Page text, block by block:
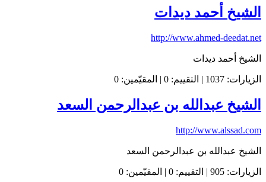
الشيخ أحمد ديدات
http://www.ahmed-deedat.net
الشيخ أحمد ديدات
الزيارات: 1037 | التقييم: 0 | المقيّمين: 0
الشيخ عبدالله بن عبدالرحمن السعد
http://www.alssad.com
الشيخ عبدالله بن عبدالرحمن السعد
الزيارات: 905 | التقييم: 0 | المقيّمين: 0